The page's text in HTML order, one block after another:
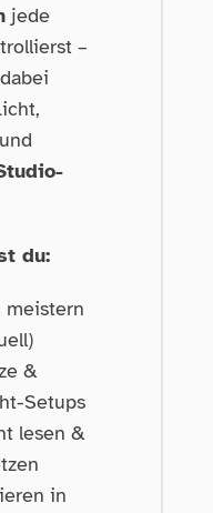
jede
–
du:
&
Setups
lesen &
in